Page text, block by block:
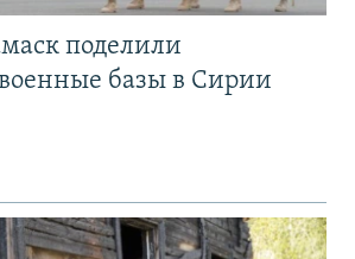
поделили
базы в Сирии